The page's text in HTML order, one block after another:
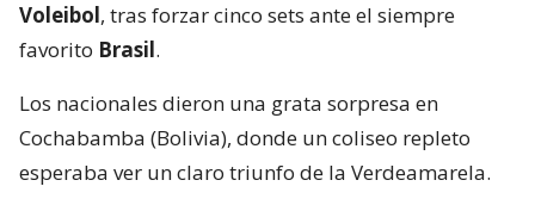
Voleibol, tras forzar cinco sets ante el siempre
favorito Brasil.
Los nacionales dieron una grata sorpresa en
Cochabamba (Bolivia), donde un coliseo repleto
esperaba ver un claro triunfo de la Verdeamarela.